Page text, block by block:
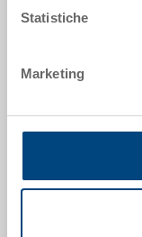
Statistiche
Marketing
Dati tecnici
Coperchio con
esterno